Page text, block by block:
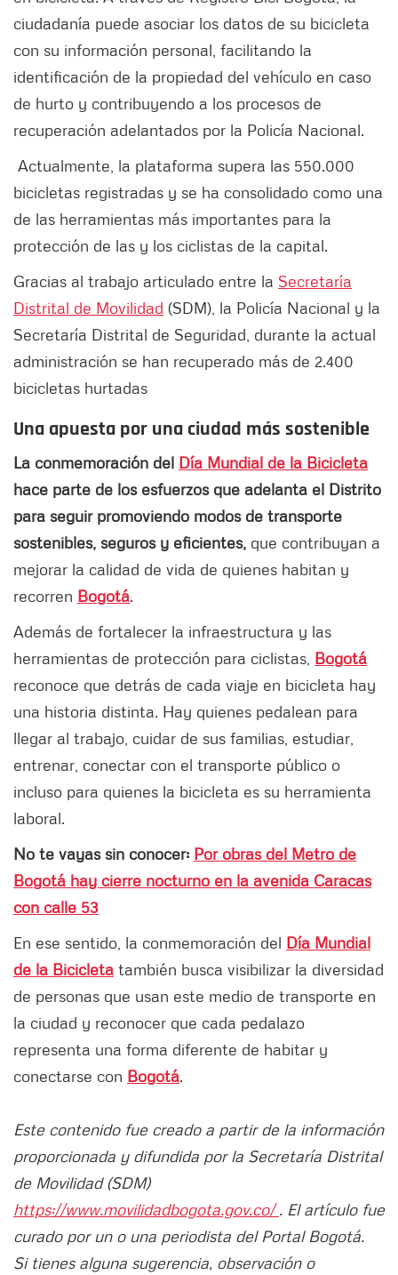
ciudadanía puede asociar los datos de su bicicleta
con su información personal, facilitando la
identificación de la propiedad del vehículo en caso
de hurto y contribuyendo a los procesos de
recuperación adelantados por la Policía Nacional.
Actualmente, la plataforma supera las 550.000
bicicletas registradas y se ha consolidado como una
de las herramientas más importantes para la
protección de las y los ciclistas de la capital.
Gracias al trabajo articulado entre la Secretaría
Distrital de Movilidad (SDM), la Policía Nacional y la
Secretaría Distrital de Seguridad, durante la actual
administración se han recuperado más de 2.400
bicicletas hurtadas
Una apuesta por una ciudad más sostenible
La conmemoración del Día Mundial de la Bicicleta
hace parte de los esfuerzos que adelanta el Distrito
para seguir promoviendo modos de transporte
sostenibles, seguros y eficientes, que contribuyan a
mejorar la calidad de vida de quienes habitan y
recorren Bogotá.
Además de fortalecer la infraestructura y las
herramientas de protección para ciclistas, Bogotá
reconoce que detrás de cada viaje en bicicleta hay
una historia distinta. Hay quienes pedalean para
llegar al trabajo, cuidar de sus familias, estudiar,
entrenar, conectar con el transporte público o
incluso para quienes la bicicleta es su herramienta
laboral.
No te vayas sin conocer: Por obras del Metro de
Bogotá hay cierre nocturno en la avenida Caracas
con calle 53
En ese sentido, la conmemoración del Día Mundial
de la Bicicleta también busca visibilizar la diversidad
de personas que usan este medio de transporte en
la ciudad y reconocer que cada pedalazo
representa una forma diferente de habitar y
conectarse con Bogotá.
Este contenido fue creado a partir de la información
proporcionada y difundida por la Secretaría Distrital
de Movilidad (SDM)
https://www.movilidadbogota.gov.co/. El artículo fue
curado por un o una periodista del Portal Bogotá.
Si tienes alguna sugerencia, observación o